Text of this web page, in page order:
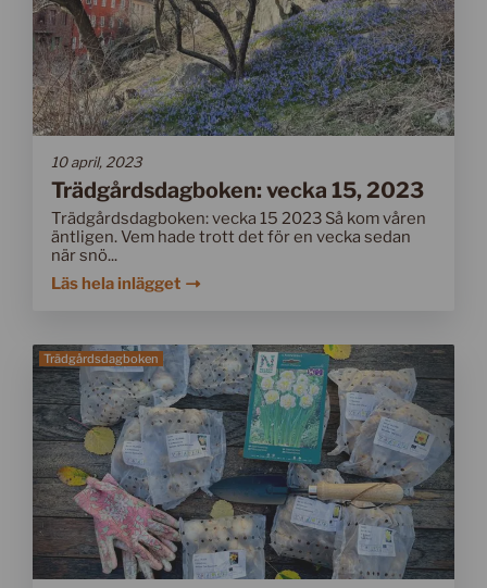
10 april, 2023
Trädgårdsdagboken: vecka 15, 2023
Trädgårdsdagboken: vecka 15 2023 Så kom våren
äntligen. Vem hade trott det för en vecka sedan
när snö...
Läs hela inlägget
Trädgårdsdagboken